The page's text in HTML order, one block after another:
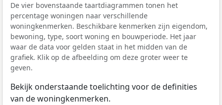
De vier bovenstaande taartdiagrammen tonen het
percentage woningen naar verschillende
woningkenmerken. Beschikbare kenmerken zijn eigendom,
bewoning, type, soort woning en bouwperiode. Het jaar
waar de data voor gelden staat in het midden van de
grafiek. Klik op de afbeelding om deze groter weer te
geven.
Bekijk onderstaande toelichting voor de definities
van de woningkenmerken.